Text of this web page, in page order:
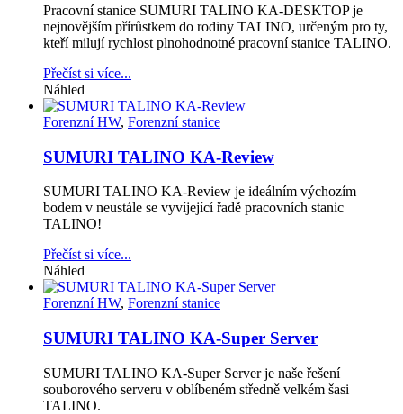
Pracovní stanice SUMURI TALINO KA-DESKTOP je
nejnovějším přírůstkem do rodiny TALINO, určeným pro ty,
kteří milují rychlost plnohodnotné pracovní stanice TALINO.
Přečíst si více...
Náhled
Forenzní HW, Forenzní stanice
SUMURI TALINO KA-Review
SUMURI TALINO KA-Review je ideálním výchozím
bodem v neustále se vyvíjející řadě pracovních stanic
TALINO!
Přečíst si více...
Náhled
Forenzní HW, Forenzní stanice
SUMURI TALINO KA-Super Server
SUMURI TALINO KA-Super Server je naše řešení
souborového serveru v oblíbeném středně velkém šasi
TALINO.